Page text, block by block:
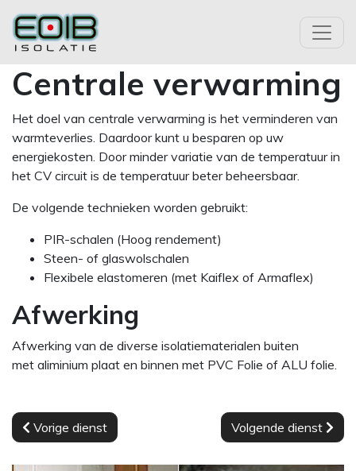
Centrale verwarming
Het doel van centrale verwarming is het verminderen van
warmteverlies. Daardoor kunt u besparen op uw
energiekosten. Door minder variatie van de temperatuur in
het CV circuit is de temperatuur beter beheersbaar.
De volgende technieken worden gebruikt:
PIR-schalen (Hoog rendement)
Steen- of glaswolschalen
Flexibele elastomeren (met Kaiflex of Armaflex)
Afwerking
Afwerking van de diverse isolatiematerialen buiten
met aliminium plaat en binnen met PVC Folie of ALU folie.
Vorige dienst Volgende dienst